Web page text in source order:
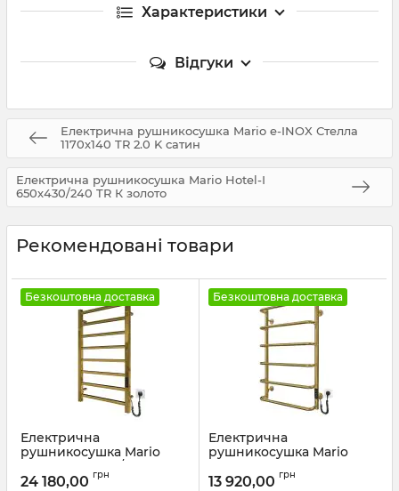
Характеристики
Відгуки
Електрична рушникосушка Mario e-INOX Стелла
1170х140 TR 2.0 K сатин
Електрична рушникосушка Mario Hotel-І
650х430/240 TR К золото
Рекомендовані товари
Безкоштовна доставка
Електрична
рушникосушка Mario
Токіо-I 800х500/80 TR К
золото сатин
24 180,00 грн
Безкоштовна доставка
Електрична
рушникосушка Mario
800х530/150 TR К золото
13 920,00 грн